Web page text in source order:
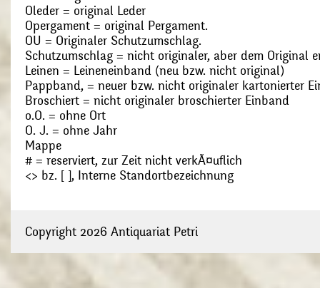
Oleder = original Leder
Opergament = original Pergament.
OU = Originaler Schutzumschlag.
Schutzumschlag = nicht originaler, aber dem Original
Leinen = Leineneinband (neu bzw. nicht original)
Pappband, = neuer bzw. nicht originaler kartonierter
Broschiert = nicht originaler broschierter Einband
o.O. = ohne Ort
O. J. = ohne Jahr
Mappe
# = reserviert, zur Zeit nicht verkÃ¤uflich
<> bz. [ ], Interne Standortbezeichnung
Copyright 2026 Antiquariat Petri